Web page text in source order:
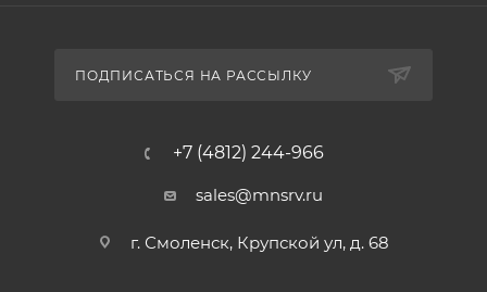
ПОДПИСАТЬСЯ НА РАССЫЛКУ
+7 (4812) 244-966
sales@mnsrv.ru
г. Смоленск, Крупской ул, д. 68